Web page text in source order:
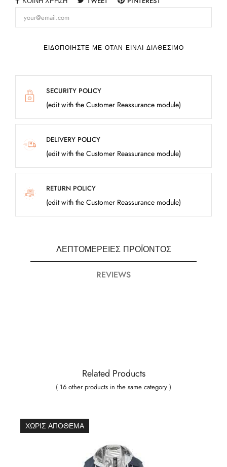
ΕΙΔΟΠΟΙΉΣΤΕ ΜΕ ΌΤΑΝ ΕΊΝΑΙ ΔΙΑΘΈΣΙΜΟ
SECURITY POLICY
(edit with the Customer Reassurance module)
DELIVERY POLICY
(edit with the Customer Reassurance module)
RETURN POLICY
(edit with the Customer Reassurance module)
ΛΕΠΤΟΜΈΡΕΙΕΣ ΠΡΟΪΌΝΤΟΣ
REVIEWS
Related Products
( 16 other products in the same category )
ΧΩΡΊΣ ΑΠΌΘΕΜΑ